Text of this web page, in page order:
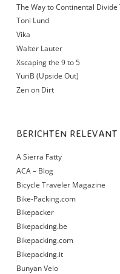
The Way to Continental Divide
Toni Lund
Vika
Walter Lauter
Xscaping the 9 to 5
YuriB (Upside Out)
Zen on Dirt
BERICHTEN
A Sierra Fatty
ACA – Blog
Bicycle Traveler Magazine
Bike-Packing.com
Bikepacker
Bikepacking.be
Bikepacking.com
Bikepacking.it
Bunyan Velo